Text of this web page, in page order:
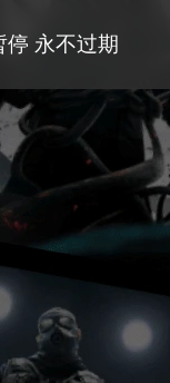
停 永不过期